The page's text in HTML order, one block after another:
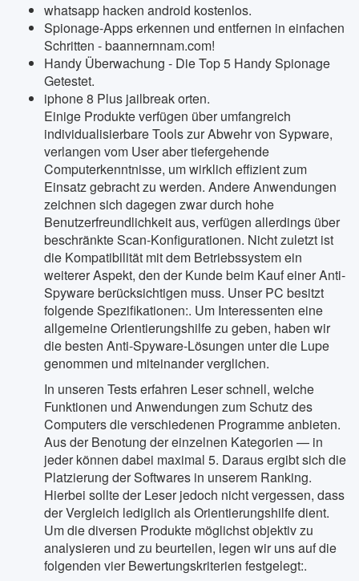
whatsapp hacken android kostenlos.
Spionage-Apps erkennen und entfernen in einfachen
Schritten - baannernnam.com!
Handy Überwachung - Die Top 5 Handy Spionage
Getestet.
iphone 8 Plus jailbreak orten.
Einige Produkte verfügen über umfangreich
individualisierbare Tools zur Abwehr von Sypware,
verlangen vom User aber tiefergehende
Computerkenntnisse, um wirklich effizient zum
Einsatz gebracht zu werden. Andere Anwendungen
zeichnen sich dagegen zwar durch hohe
Benutzerfreundlichkeit aus, verfügen allerdings über
beschränkte Scan-Konfigurationen. Nicht zuletzt ist
die Kompatibilität mit dem Betriebssystem ein
weiterer Aspekt, den der Kunde beim Kauf einer Anti-
Spyware berücksichtigen muss. Unser PC besitzt
folgende Spezifikationen:. Um Interessenten eine
allgemeine Orientierungshilfe zu geben, haben wir
die besten Anti-Spyware-Lösungen unter die Lupe
genommen und miteinander verglichen.
In unseren Tests erfahren Leser schnell, welche
Funktionen und Anwendungen zum Schutz des
Computers die verschiedenen Programme anbieten.
Aus der Benotung der einzelnen Kategorien — in
jeder können dabei maximal 5. Daraus ergibt sich die
Platzierung der Softwares in unserem Ranking.
Hierbei sollte der Leser jedoch nicht vergessen, dass
der Vergleich lediglich als Orientierungshilfe dient.
Um die diversen Produkte möglichst objektiv zu
analysieren und zu beurteilen, legen wir uns auf die
folgenden vier Bewertungskriterien festgelegt:.